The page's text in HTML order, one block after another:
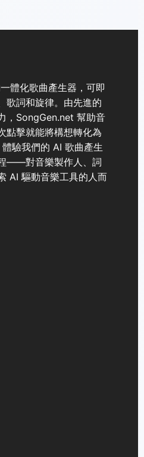
體化歌曲產生器，可即
歌詞和旋律。由先進的
，SongGen.net 幫助音
點擊就能將構想轉化為
驗我們的 AI 歌曲產生
——對音樂製作人、詞
AI 驅動音樂工具的人而